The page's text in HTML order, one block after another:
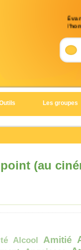
pour
«
Les groupes
(au
Alcool Amitié